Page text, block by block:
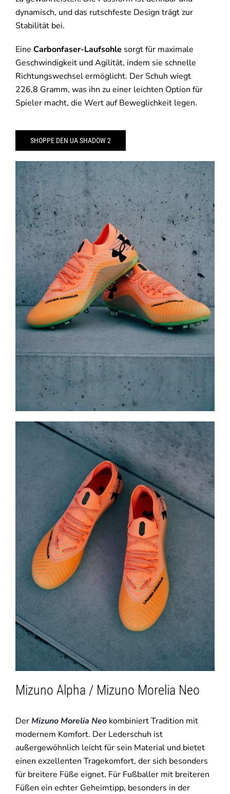
dynamisch, und das rutschfeste Design trägt zur
Stabilität bei.
Eine Carbonfaser-Laufsohle sorgt für maximale
Geschwindigkeit und Agilität, indem sie schnelle
Richtungswechsel ermöglicht. Der Schuh wiegt
226,8 Gramm, was ihn zu einer leichten Option für
Spieler macht, die Wert auf Beweglichkeit legen.
SHOPPE DEN UA SHADOW 2
Mizuno Alpha / Mizuno Morelia Neo
DerMizuno Morelia Neokombiniert Tradition mit
modernem Komfort. Der Lederschuh ist
außergewöhnlich leicht für sein Material und bietet
einen exzellenten Tragekomfort, der sich besonders
für breitere Füße eignet. Für Fußballer mit breiteren
Füßen ein echter Geheimtipp, besonders in der